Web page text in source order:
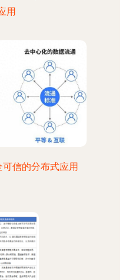
用
信的分布式应用